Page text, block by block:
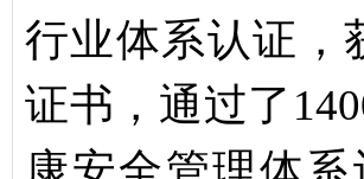
行业体系认证，
证书，通过了